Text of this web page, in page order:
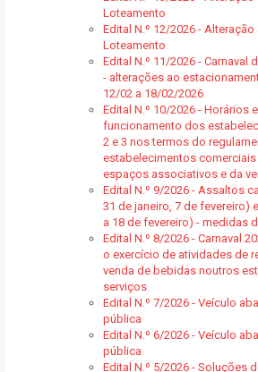
Loteamento
Edital N.º 12/2026 -
Loteamento
Edital N.º 11/2026 - Carnaval
- alterações ao
12/02 a 18/02/2026
Edital N.º 10/2026 - Horários
funcionamento dos
2 e 3 nos termos do
estabelecimentos
espaços associativos e da
Edital N.º 9/2026 - Assaltos
31 de janeiro, 7 de fevereiro)
a 18 de fevereiro) - medidas
Edital N.º 8/2026 - Carnaval
o exercício de atividades de
venda de bebidas noutros
serviços
Edital N.º 7/2026 - Veículo
pública
Edital N.º 6/2026 - Veículo
pública
Edital N.º 5/2026 - Soluções